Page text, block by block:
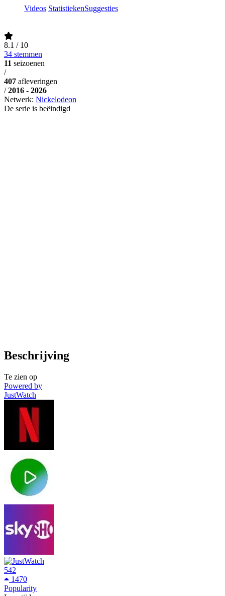
Videos StatistiekenSuggesties
8.1 / 10
34 stemmen
11 seizoenen
/
407 afleveringen
/ 2016 - 2026
Netwerk: Nickelodeon
De serie is beëindigd
Beschrijving
Te zien op
Powered by
JustWatch
542
1470
Popularity